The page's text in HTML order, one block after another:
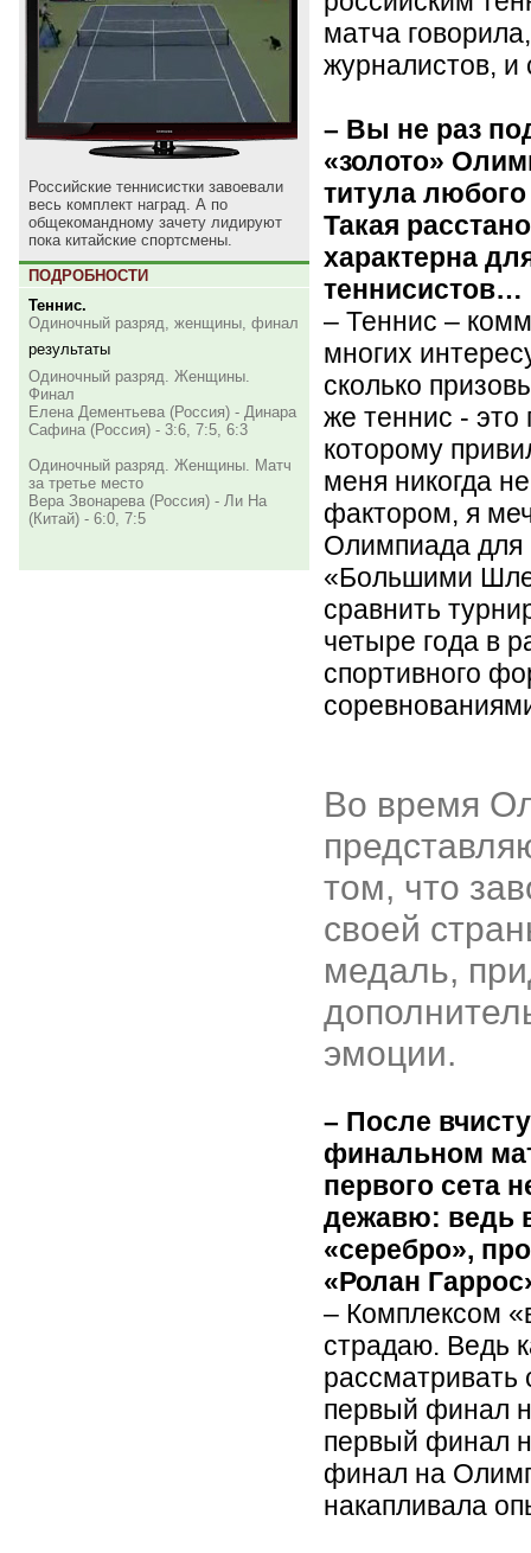
Российские теннисистки завоевали
весь комплект наград. А по
общекомандному зачету лидируют
пока китайские спортсмены.
ПОДРОБНОСТИ
Теннис.
Одиночный разряд, женщины, финал
результаты
Одиночный разряд. Женщины.
Финал
Елена Дементьева (Россия) - Динара
Сафина (Россия) - 3:6, 7:5, 6:3
Одиночный разряд. Женщины. Матч
за третье место
Вера Звонарева (Россия) - Ли На
(Китай) - 6:0, 7:5
матча
журналистов,
– Вы не раз
«золото»
титула
Такая
характерна
теннисистов…
– Теннис –
многих
сколько
же теннис - это
которому
меня никогда
фактором, я
Олимпиада для
«Большими
сравнить
четыре года в
спортивного
Во время
том, что
своей
медаль,
эмоции.
– После
финальном
первого сета
дежавю: ведь
«серебро»,
«Ролан
– Комплексом
страдаю. Ведь
рассматривать
первый финал
первый финал
финал на
накапливала